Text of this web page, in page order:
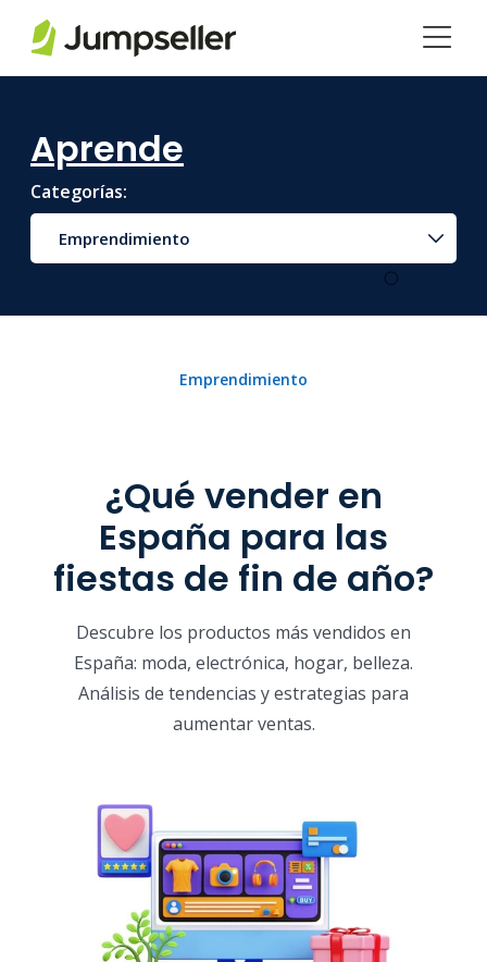
Aprende
Categorías:
Emprendimiento
Emprendimiento
¿Qué vender en
España para las
fiestas de fin de año?
Descubre los productos más vendidos en
España: moda, electrónica, hogar, belleza.
Análisis de tendencias y estrategias para
aumentar ventas.